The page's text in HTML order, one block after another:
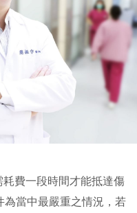
費一段時間才能抵達傷
當中最嚴重之情況，若